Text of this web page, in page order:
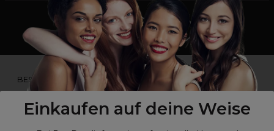
Einkaufen auf deine Weise
*Du bist kein Profikunde?
BESUCHE
UNSERE WEBSEITE FÜR ENDVERBRAUCHER.*